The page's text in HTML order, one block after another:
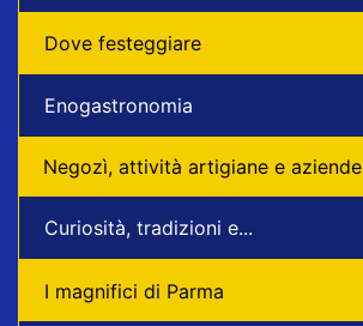
Dove festeggiare
Enogastronomia
Negozì, attività artigiane e aziende
Curiosità, tradizioni e...
I magnifici di Parma